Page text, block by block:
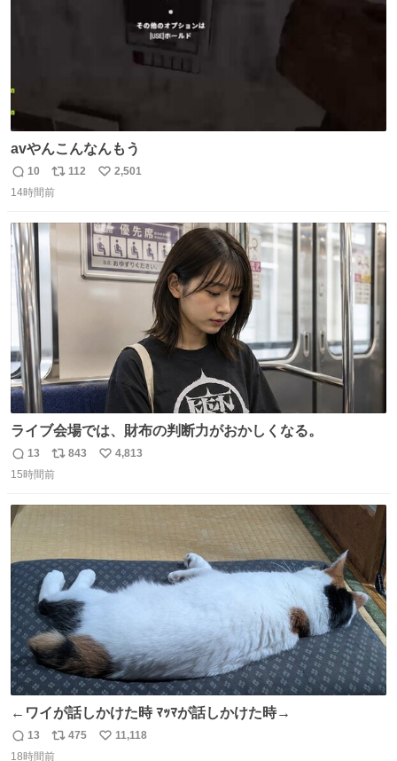
avやんこんなんもう
返
信
10
リ
ポ
数
112
い
数
2,501
14時間前
ライブ会場では、財布の判断力がおかしくなる。
返
信
13
リ
ポ
843
い
4,813
15時間前
←ワイが話しかけた時 ﾏｯﾏが話しかけた時→
返
13
リ
475
い
11,118
18時間前